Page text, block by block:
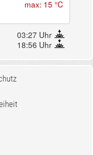
max: 15 °C
03:27 Uhr
18:56 Uhr